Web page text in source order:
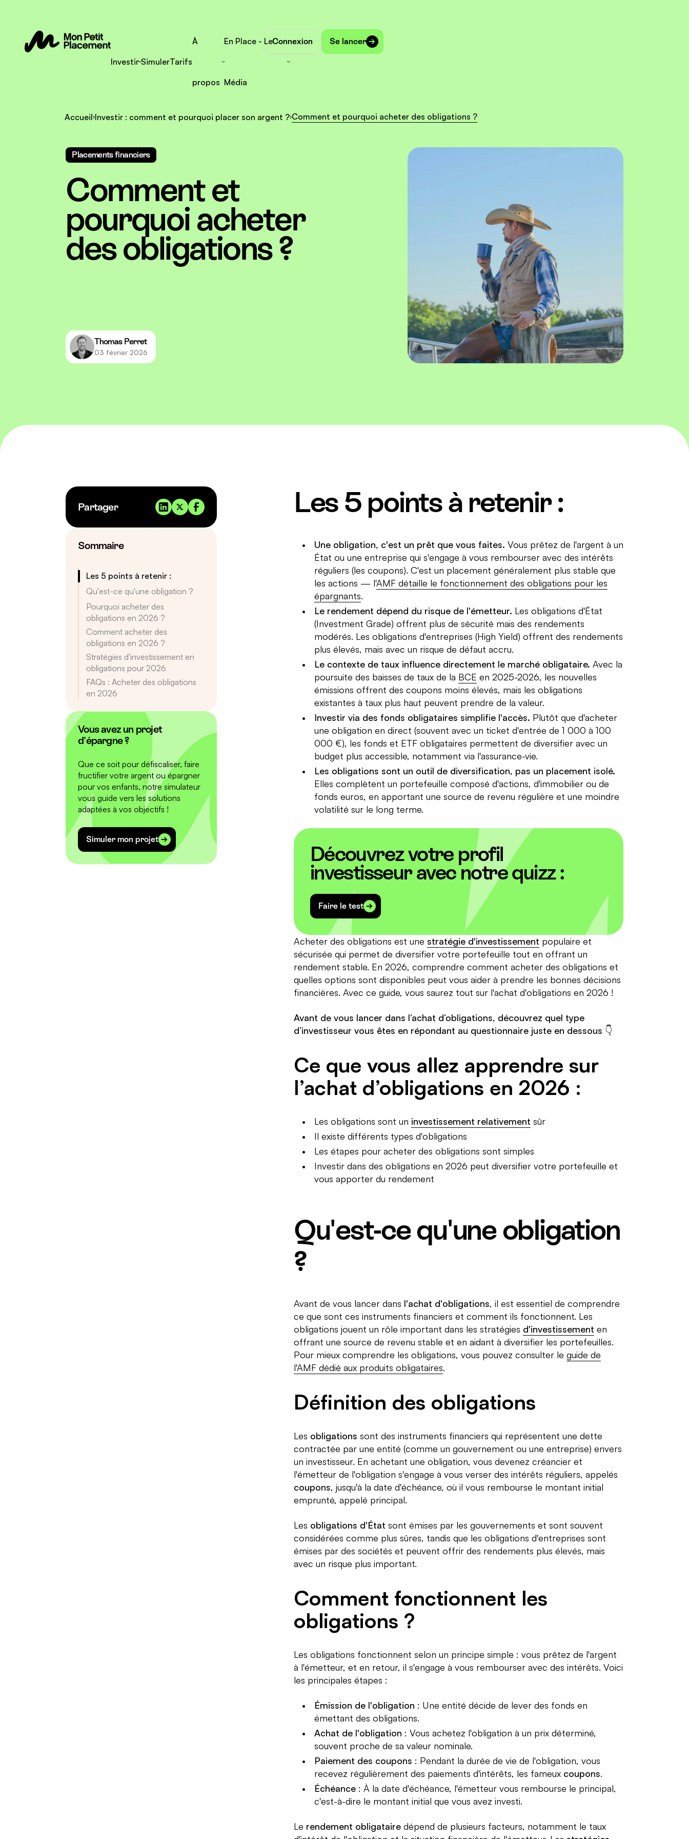
Investir SimulerTarifs
À
propos
En Place - Le
Média
Connexion Se lancer
Accueil Investir : comment et pourquoi placer son argent ? Comment et pourquoi acheter des obligations ?
Placements financiers
Comment et
pourquoi acheter
des obligations ?
Thomas Perret
03 février 2026
Partager
Sommaire
Les 5 points à retenir :
Qu'est-ce qu'une obligation ?
Pourquoi acheter des
obligations en 2026 ?
Comment acheter des
obligations en 2026 ?
Stratégies d'investissement en
obligations pour 2026
FAQs : Acheter des obligations
en 2026
Vous avez un projet
d'épargne ?
Que ce soit pour défiscaliser, faire
fructifier votre argent ou épargner
pour vos enfants, notre simulateur
vous guide vers les solutions
adaptées à vos objectifs !
Simuler mon projet
Les 5 points à retenir :
Une obligation, c'est un prêt que vous faites. Vous prêtez de l'argent à un
État ou une entreprise qui s'engage à vous rembourser avec des intérêts
réguliers (les coupons). C'est un placement généralement plus stable que
les actions — l'AMF détaille le fonctionnement des obligations pour les
épargnants.
Le rendement dépend du risque de l'émetteur. Les obligations d'État
(Investment Grade) offrent plus de sécurité mais des rendements
modérés. Les obligations d'entreprises (High Yield) offrent des rendements
plus élevés, mais avec un risque de défaut accru.
Le contexte de taux influence directement le marché obligataire. Avec la
poursuite des baisses de taux de la BCE en 2025-2026, les nouvelles
émissions offrent des coupons moins élevés, mais les obligations
existantes à taux plus haut peuvent prendre de la valeur.
Investir via des fonds obligataires simplifie l'accès. Plutôt que d'acheter
une obligation en direct (souvent avec un ticket d'entrée de 1 000 à 100
000 €), les fonds et ETF obligataires permettent de diversifier avec un
budget plus accessible, notamment via l'assurance-vie.
Les obligations sont un outil de diversification, pas un placement isolé.
Elles complètent un portefeuille composé d'actions, d'immobilier ou de
fonds euros, en apportant une source de revenu régulière et une moindre
volatilité sur le long terme.
Découvrez votre profil
investisseur avec notre quizz :
Faire le test
Acheter des obligations est une stratégie d'investissement populaire et
sécurisée qui permet de diversifier votre portefeuille tout en offrant un
rendement stable. En 2026, comprendre comment acheter des obligations et
quelles options sont disponibles peut vous aider à prendre les bonnes décisions
financières. Avec ce guide, vous saurez tout sur l'achat d'obligations en 2026 !
Avant de vous lancer dans l’achat d’obligations, découvrez quel type
d’investisseur vous êtes en répondant au questionnaire juste en dessous 👇
Ce que vous allez apprendre sur
l’achat d’obligations en 2026 :
Les obligations sont un investissement relativement sûr
Il existe différents types d'obligations
Les étapes pour acheter des obligations sont simples
Investir dans des obligations en 2026 peut diversifier votre portefeuille et
vous apporter du rendement
Qu'est-ce qu'une obligation
?
Avant de vous lancer dans l'achat d'obligations, il est essentiel de comprendre
ce que sont ces instruments financiers et comment ils fonctionnent. Les
obligations jouent un rôle important dans les stratégies d'investissement en
offrant une source de revenu stable et en aidant à diversifier les portefeuilles.
Pour mieux comprendre les obligations, vous pouvez consulter le guide de
l'AMF dédié aux produits obligataires.
Définition des obligations
Les obligations sont des instruments financiers qui représentent une dette
contractée par une entité (comme un gouvernement ou une entreprise) envers
un investisseur. En achetant une obligation, vous devenez créancier et
l'émetteur de l'obligation s'engage à vous verser des intérêts réguliers, appelés
coupons, jusqu'à la date d'échéance, où il vous rembourse le montant initial
emprunté, appelé principal.
Les obligations d'État sont émises par les gouvernements et sont souvent
considérées comme plus sûres, tandis que les obligations d'entreprises sont
émises par des sociétés et peuvent offrir des rendements plus élevés, mais
avec un risque plus important.
Comment fonctionnent les
obligations ?
Les obligations fonctionnent selon un principe simple : vous prêtez de l'argent
à l'émetteur, et en retour, il s'engage à vous rembourser avec des intérêts. Voici
les principales étapes :
Émission de l'obligation : Une entité décide de lever des fonds en
émettant des obligations.
Achat de l'obligation : Vous achetez l'obligation à un prix déterminé,
souvent proche de sa valeur nominale.
Paiement des coupons : Pendant la durée de vie de l'obligation, vous
recevez régulièrement des paiements d'intérêts, les fameux coupons.
Échéance: À la date d'échéance, l'émetteur vous rembourse le principal,
c'est-à-dire le montant initial que vous avez investi.
Le rendement obligatairedépend de plusieurs facteurs, notamment le taux